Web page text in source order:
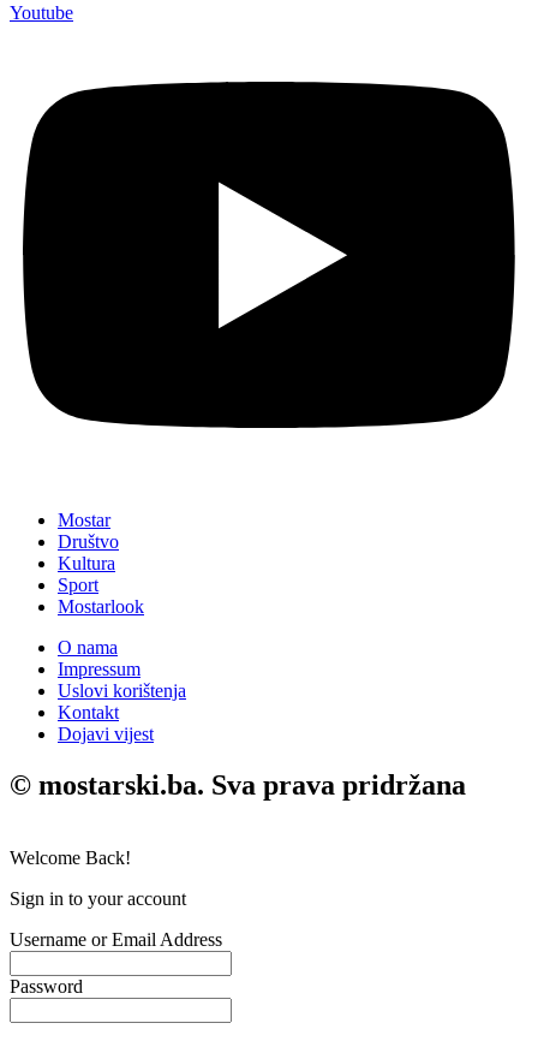
Youtube
Mostar
Društvo
Kultura
Sport
Mostarlook
O nama
Impressum
Uslovi korištenja
Kontakt
Dojavi vijest
© mostarski.ba. Sva prava pridržana
Welcome Back!
Sign in to your account
Username or Email Address
Password